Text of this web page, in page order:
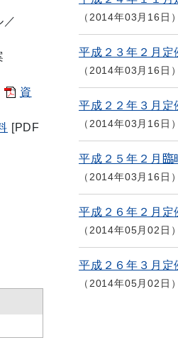
／
資
[PDF
2014年03月16日
平成２３年２月定
2014年03月16日
平成２２年３月定
2014年03月16日
平成２５年２月臨
2014年03月16日
平成２６年２月定
2014年05月02日
平成２６年３月定
2014年05月02日